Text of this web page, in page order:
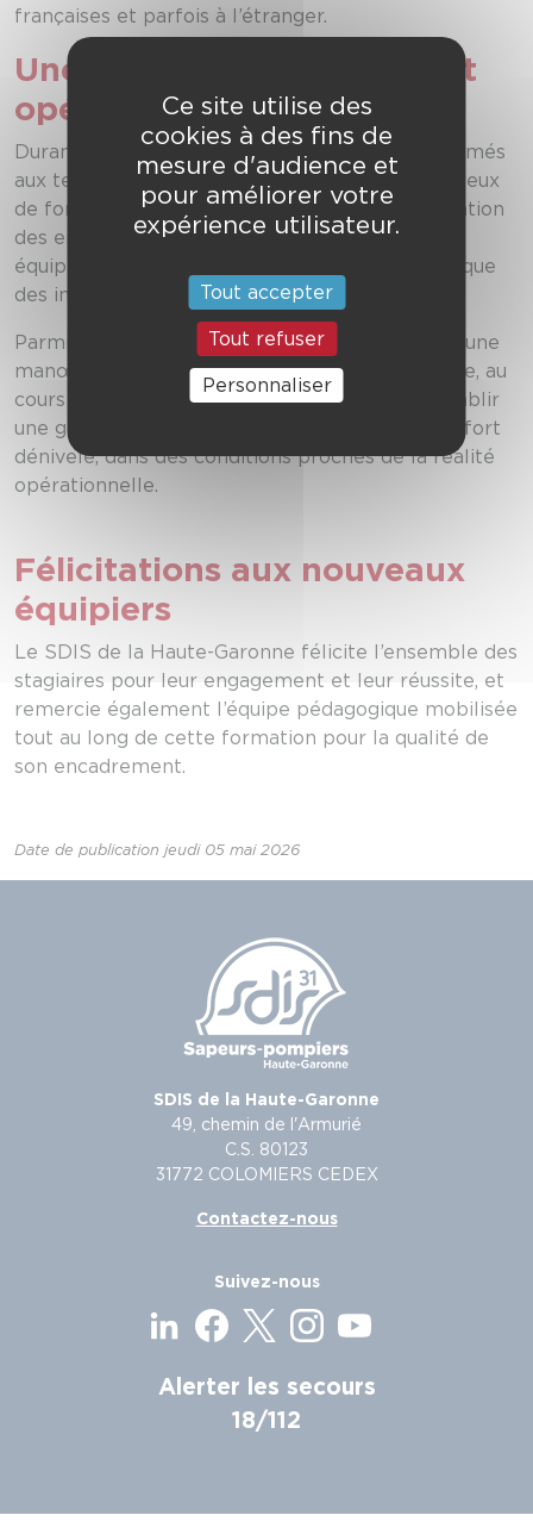
françaises et parfois à l’étranger.
Une formation exigeante et
opérationnelle
Durant plusieurs jours, les stagiaires ont été formés
aux techniques spécifiques de lutte contre les feux
de forêt : progression sur terrain difficile, utilisation
des engins spécialisés, mise en œuvre des
équipements hydrauliques et organisation tactique
des interventions.
Parmi les temps forts de cette session figurait une
manœuvre nocturne particulièrement exigeante, au
cours de laquelle les futurs équipiers ont dû établir
une grande longueur de tuyaux sur un terrain à fort
dénivelé, dans des conditions proches de la réalité
opérationnelle.
Félicitations aux nouveaux
équipiers
Le SDIS de la Haute-Garonne félicite l’ensemble des
stagiaires pour leur engagement et leur réussite, et
remercie également l’équipe pédagogique mobilisée
tout au long de cette formation pour la qualité de
son encadrement.
Date de publication jeudi 05 mai 2026
SDIS de la Haute-Garonne
49, chemin de l'Armurié
C.S. 80123
31772 COLOMIERS CEDEX
Contactez-nous
Suivez-nous
Alerter les secours
18/112
Ce site utilise des
cookies à des fins de
mesure d'audience et
pour améliorer votre
expérience utilisateur.
Tout accepter
Tout refuser
Personnaliser